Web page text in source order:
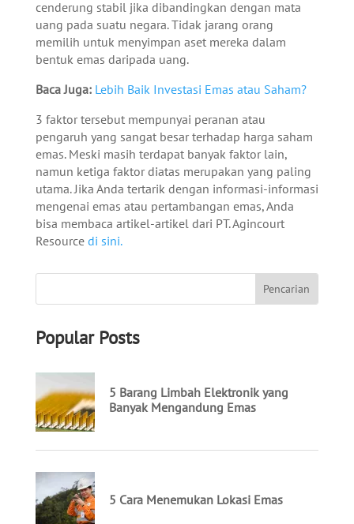
cenderung stabil jika dibandingkan dengan mata
uang pada suatu negara. Tidak jarang orang
memilih untuk menyimpan aset mereka dalam
bentuk emas daripada uang.
Baca Juga: Lebih Baik Investasi Emas atau Saham?
3 faktor tersebut mempunyai peranan atau
pengaruh yang sangat besar terhadap harga saham
emas. Meski masih terdapat banyak faktor lain,
namun ketiga faktor diatas merupakan yang paling
utama. Jika Anda tertarik dengan informasi-informasi
mengenai emas atau pertambangan emas, Anda
bisa membaca artikel-artikel dari PT. Agincourt
Resource di sini.
Popular Posts